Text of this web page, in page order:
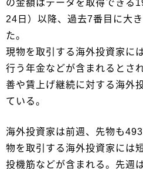
の金額はデータを取得できる
24日）以降、過去7番目に大
た。
現物を取引する海外投資家に
行う年金などが含まれるとさ
善や賃上げ継続に対する海外
ている。
海外投資家は前週、先物も
物を取引する海外投資家には
投機筋などが含まれる。先週